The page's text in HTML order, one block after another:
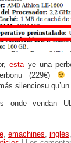
estaye una
(229€)
silenciosu
vendan
, emachines, inglés